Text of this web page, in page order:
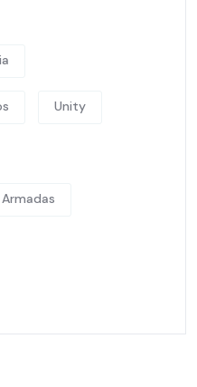
Unity